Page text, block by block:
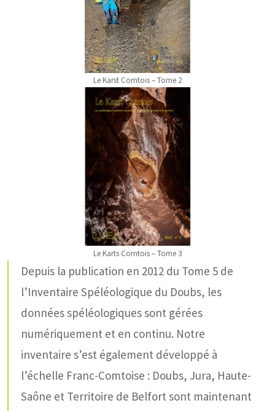
Le Karst Comtois – Tome 2
Le Karts Comtois – Tome 3
Depuis la publication en 2012 du Tome 5 de
l’Inventaire Spéléologique du Doubs, les
données spéléologiques sont gérées
numériquement et en continu. Notre
inventaire s’est également développé à
l’échelle Franc-Comtoise : Doubs, Jura, Haute-
Saône et Territoire de Belfort sont maintenant